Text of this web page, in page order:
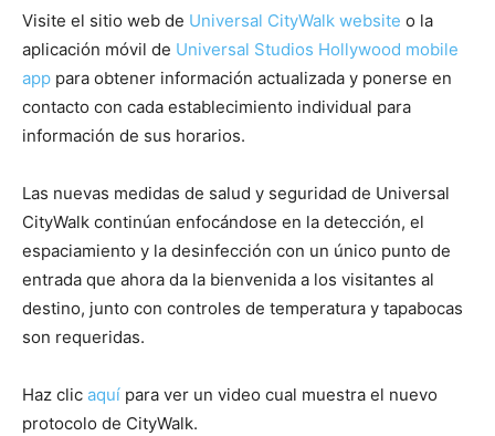
Visite el sitio web de Universal CityWalk website o la
aplicación móvil de Universal Studios Hollywood mobile
app para obtener información actualizada y ponerse en
contacto con cada establecimiento individual para
información de sus horarios.
Las nuevas medidas de salud y seguridad de Universal
CityWalk continúan enfocándose en la detección, el
espaciamiento y la desinfección con un único punto de
entrada que ahora da la bienvenida a los visitantes al
destino, junto con controles de temperatura y tapabocas
son requeridas.
Haz clic aquí para ver un video cual muestra el nuevo
protocolo de CityWalk.